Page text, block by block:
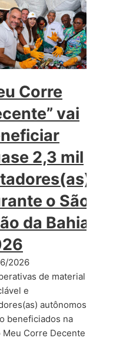
Corre
vai
2,3 mil
o São
da Bahia
2026
de material
e
autônomos
beneficiados na
Meu Corre Decente